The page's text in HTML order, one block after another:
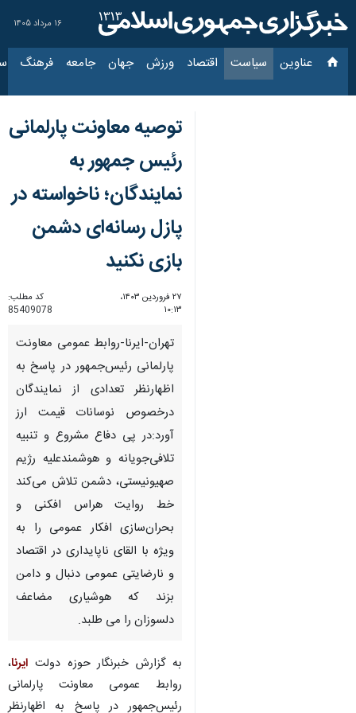
۱۶ مرداد ۱۴۰۵
عناوین‌ سیاست اقتصاد ورزش جهان جامعه فرهنگ
توصیه معاونت پارلمانی
رئیس جمهور به
نمایندگان؛ ناخواسته در
پازل رسانه‌ای دشمن
بازی نکنید
۲۷ فروردین ۱۴۰۳،
۱۰:۱۳
کد مطلب:
85409078
تهران-ایرنا-روابط عمومی معاونت
پارلمانی رئیس‌جمهور در پاسخ به
اظهارنظر تعدادی از نمایندگان
درخصوص نوسانات قیمت ارز
آورد:در پی دفاع مشروع و تنبیه
تلافی‌جویانه و هوشمندعلیه رژیم
صهیونیستی، دشمن تلاش می‌کند
خط روایت هراس افکنی و
بحران‌سازی افکار عمومی را به
ویژه با القای ناپایداری در اقتصاد
و نارضایتی عمومی دنبال و دامن
بزند که هوشیاری مضاعف
دلسوزان را می طلبد.
به گزارش خبرنگار حوزه دولت ایرنا،
روابط عمومی معاونت پارلمانی
رئیس‌جمهور در پاسخ به اظهارنظر